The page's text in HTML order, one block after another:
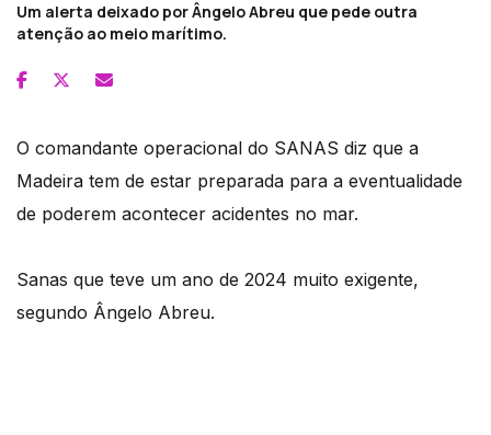
Um alerta deixado por Ângelo Abreu que pede outra
atenção ao meio marítimo.
O comandante operacional do SANAS diz que a
Madeira tem de estar preparada para a eventualidade
de poderem acontecer acidentes no mar.
Sanas que teve um ano de 2024 muito exigente,
segundo Ângelo Abreu.